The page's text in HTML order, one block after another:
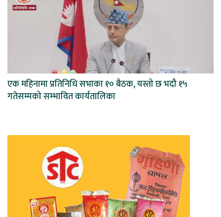
एक महिनामा प्रतिनिधि सभाका १० बैठक, यस्तो छ भदौ १५
गतेसम्मको सम्भावित कार्यतालिका